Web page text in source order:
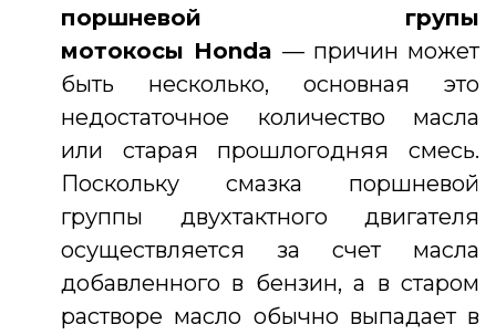
поршневой групы
мотокосы Honda — причин может
быть несколько, основная это
недостаточное количество масла
или старая прошлогодняя смесь.
Поскольку смазка поршневой
группы двухтактного двигателя
осуществляется за счет масла
добавленного в бензин, а в старом
растворе масло обычно выпадает в